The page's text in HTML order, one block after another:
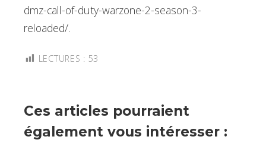
dmz-call-of-duty-warzone-2-season-3-
reloaded/.
LECTURES : 53
Ces articles pourraient
également vous intéresser :